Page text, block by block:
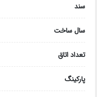
سند
سال ساخت
تعداد اتاق
پارکینگ